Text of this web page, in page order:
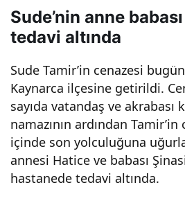
Sude’nin anne
tedavi altında
Sude Tamir’in cenazesi bugün
Kaynarca ilçesine getirildi.
sayıda vatandaş ve akrabası
namazının ardından
içinde son yolculuğuna
annesi Hatice ve babası
hastanede tedavi altında.
ki
Sud
e
son
yolc